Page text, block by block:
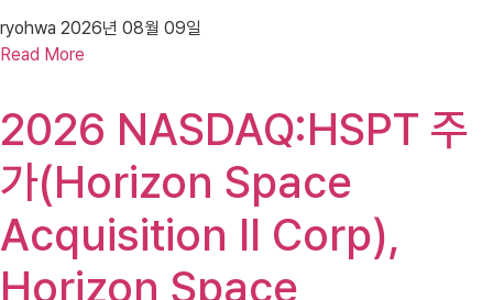
ryohwa 2026년 08월 09일
Read More
2026 NASDAQ:HSPT 주
가(Horizon Space
Acquisition II Corp),
Horizon Space